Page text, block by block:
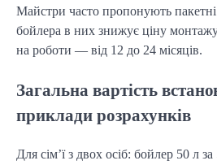
Майстри часто пропонують
бойлера в них знижує ціну
на роботи — від 12 до 24 місяців.
Загальна вартість
приклади розрахунків
Для сім’ї з двох осіб: бойлер 50 л